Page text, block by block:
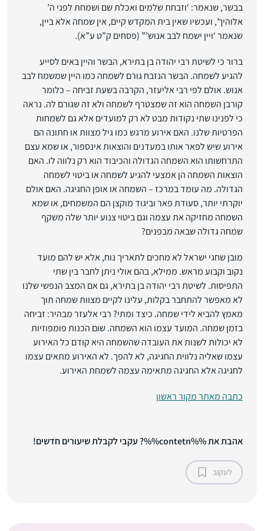
בבשר, שנאמר: ‘וזבחת שלמים ואכלת שם ושמחת לפני ה’
אלוהיך’, ועכשיו שאין בית המקדש קיים, אין שמחה אלא ביין,
שנאמר ‘ויין ישמח לבב אנוש’” (פסחים ק”ט ע”א).
ברור כי לשיטת רבי יהודה בן בתירא, הבשר והיין באים לסייע
להגיע לשמחה. הבשר הנזבח גורם לשמחה כמו היין שמשמח לבב
אנוש. אולם לפי רבי אליעזר, הקרבה בשעת זביחה – כלומר
קורבן השמחה הוא זה שמצטרף לשמחה ולא זה שגורם לה. נראה
כי לפנינו שתי נקודות מבט לא רק למועדים אלא גם לשמחות
הפרטיות שלנו. האם אירוע מרגש כמו גיל מצוות או חתונה הם
אירוע שיש לפאר אותו במעדנים והוצאות אינספור, או שמא עצם
התרחשותו הוא השמחה הגדולה והכיבוד הוא רק נלווה לו. האם
הוצאות השמחה הן אמצעי להגיע לשמחה או ביטוי לשמחה
הגדולה. מה עומד במרכז – השמחה או אופן החגיגה. האם אולם
יוקרתי יותר, סעודת פאר וביגוד מוקצן הם המשמחים, או שמא
השמחה מחזיקה את עצמה וגם ביטוי צנוע יותר שלה משקף
שמחה גדולה שבאה מבפנים?
מובן שחגי ישראל לא מחכים לתאריך נוח, אלא יש להם מועד
נקוב וקבוע מראש. ממילא, בהם אולי ניתן לחבר בין שתי
התפיסות. לשיטת רבי יהודה בן בתירא, גם אם המצב הנפשי שלנו
לא מאפשר להתחבר בקלות, עלינו לקיים מצוות שמחה תוך
מאמץ להביא לידי שמחה. כיצד ומתי? רבי אלעזר מבהיר: זביחה
בזמן שמחה. המועד עצמו הוא השמחה. שום הכנות פומפוזיות
לא יכולות לשנות את העובדה שהשמחה היא קודם כל האירוע
עצמו שאליה נלווית החגיגה, לא להפך. לא האירוע מתאים עצמו
לחגיגה אלא החגיגה מתאימה עצמה לשמחת האירוע.
כתבה מאתר מקור ראשון
אהבת את %%contetn%%? עקבי לקבלת שיעורים חדשים!
לעקוב